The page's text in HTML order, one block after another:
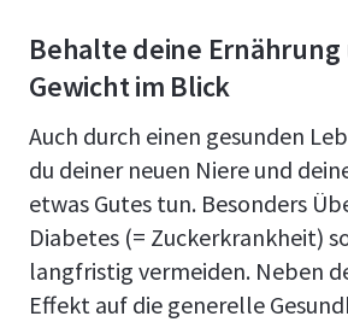
Behalte deine
Gewicht im Blick
Auch durch einen gesunden
du deiner neuen Niere und
etwas Gutes tun. Besonders
Diabetes (= Zuckerkrankheit)
langfristig vermeiden. Neben
Effekt auf die generelle